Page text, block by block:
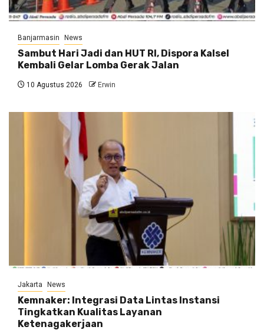
Banjarmasin News
Sambut Hari Jadi dan HUT RI, Dispora Kalsel
Kembali Gelar Lomba Gerak Jalan
10 Agustus 2026 Erwin
Jakarta News
Kemnaker: Integrasi Data Lintas Instansi
Tingkatkan Kualitas Layanan
Ketenagakerjaan